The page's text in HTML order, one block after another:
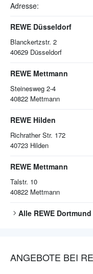
Adresse:
REWE Düsseldorf
Blanckertzstr. 2
40629 Düsseldorf
REWE Mettmann
Steinesweg 2-4
40822 Mettmann
REWE Hilden
Richrather Str. 172
40723 Hilden
REWE Mettmann
Talstr. 10
40822 Mettmann
Alle REWE Dortmund
ANGEBOTE BEI